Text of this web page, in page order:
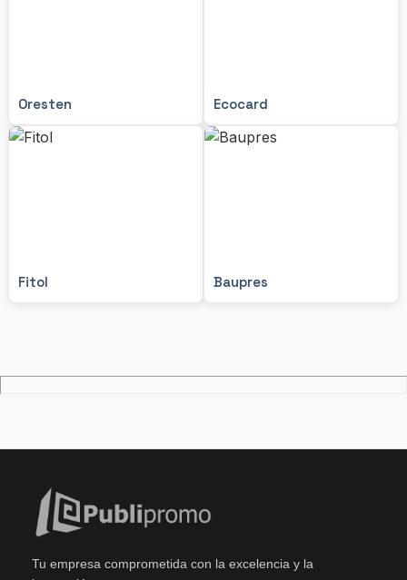
Oresten Ecocard
Fitol Baupres
Tu empresa comprometida con la excelencia y la